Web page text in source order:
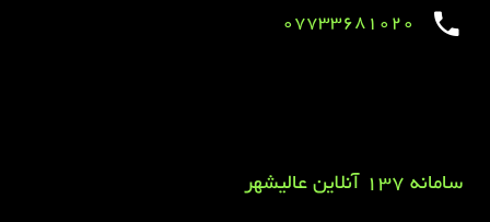
07733681020
سامانه 137 آنلاین عالیشهر